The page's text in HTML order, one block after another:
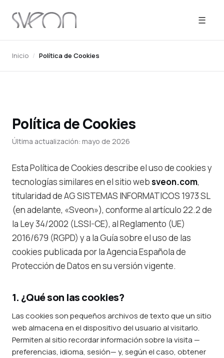
☰
Inicio / Política de Cookies
Política de Cookies
Última actualización: mayo de 2026
Esta Política de Cookies describe el uso de cookies y
tecnologías similares en el sitio websveon.com,
titularidad de AG SISTEMAS INFORMATICOS 1973 SL
(en adelante, «Sveon»), conforme al artículo 22.2 de
la Ley 34/2002 (LSSI-CE), al Reglamento (UE)
2016/679 (RGPD) y a la Guía sobre el uso de las
cookies publicada por la Agencia Española de
Protección de Datos en su versión vigente.
1. ¿Qué son las cookies?
Las cookies son pequeños archivos de texto que un sitio
web almacena en el dispositivo del usuario al visitarlo.
Permiten al sitio recordar información sobre la visita —
preferencias, idioma, sesión— y, según el caso, obtener